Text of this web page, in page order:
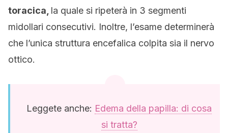
toracica, la quale si ripeterà in 3 segmenti
midollari consecutivi. Inoltre, l’esame determinerà
che l’unica struttura encefalica colpita sia il nervo
ottico.
Leggete anche: Edema della papilla: di cosa
si tratta?